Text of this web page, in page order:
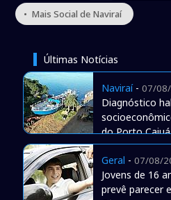
• Mais Social de Naviraí
Últimas Notícias
Naviraí- 07/
Diagnóstico
do Porto Caiuá
Geral - 07/08/
Jovens de 16
prevê parecer